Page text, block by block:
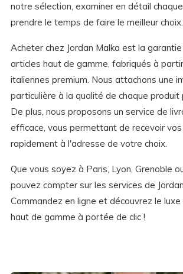
notre sélection, examiner en détail
prendre le temps de faire le meilleur choix.
Acheter chez Jordan Malka est la
articles haut de gamme, fabriqués à
italiennes premium. Nous attachons une
particulière à la qualité de chaque produit
De plus, nous proposons un service de
efficace, vous permettant de recevoir
rapidement à l'adresse de votre choix.
Que vous soyez à Paris, Lyon, Grenoble
pouvez compter sur les services de
Commandez en ligne et découvrez le
haut de gamme à portée de clic !